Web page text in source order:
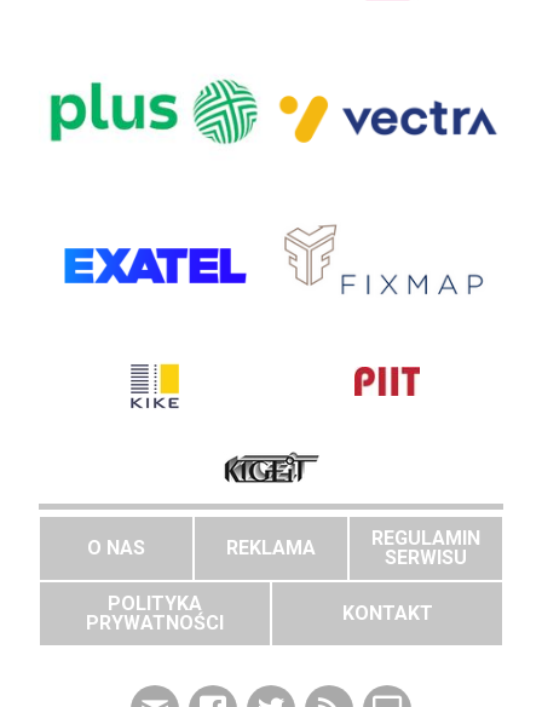
O NAS REKLAMA
REGULAMIN
SERWISU
POLITYKA
PRYWATNOŚCI
KONTAKT